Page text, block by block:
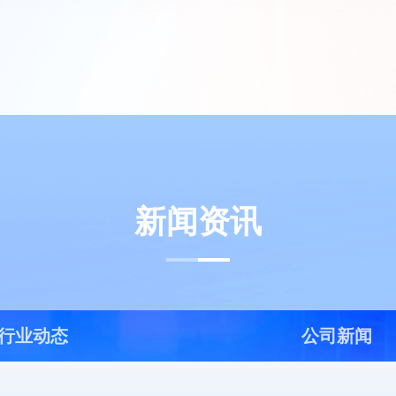
新闻资讯
业动态 公司新闻